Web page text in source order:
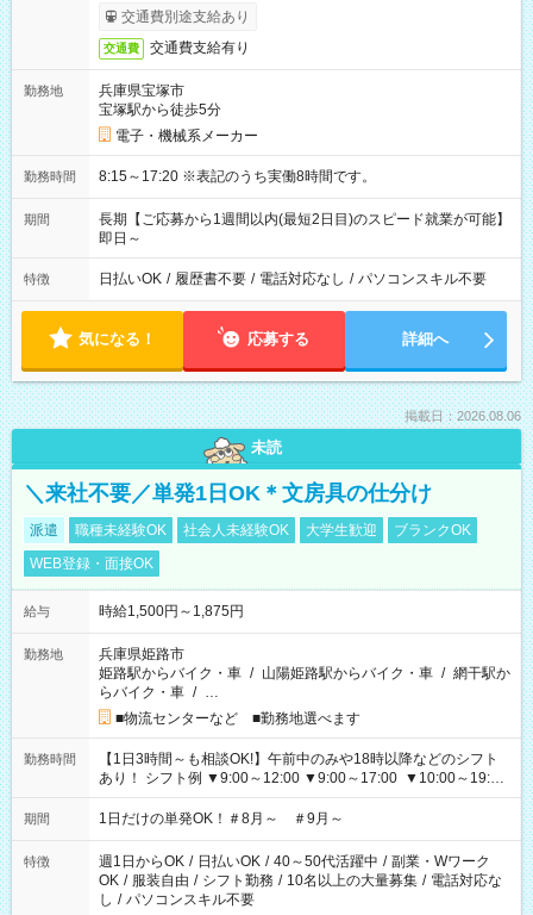
交通費別途支給あり
交通費 交通費支給有り
勤務地
兵庫県宝塚市
宝塚駅から徒歩5分
電子・機械系メーカー
勤務時間 8:15～17:20 ※表記のうち実働8時間です。
期間
長期【ご応募から1週間以内(最短2日目)のスピード就業が可能】
即日～
特徴 日払いOK / 履歴書不要 / 電話対応なし / パソコンスキル不要
気になる！ 応募する 詳細へ
掲載日：2026.08.06
未読
＼来社不要／単発1日OK＊文房具の仕分け
派遣 職種未経験OK 社会人未経験OK 大学生歓迎
ブランクOK
WEB登録・面接OK
給与 時給1,500円～1,875円
勤務地
兵庫県姫路市
姫路駅からバイク・車 / 山陽姫路駅からバイク・車 / 網干駅か
らバイク・車 / …
■物流センターなど ■勤務地選べます
勤務時間
【1日3時間～も相談OK!】午前中のみや18時以降などのシフト
あり！ シフト例 ▼9:00～12:00 ▼9:00～17:00 ▼10:00～19:00
▼18:00～21:00
期間 1日だけの単発OK！＃8月～ ＃9月～
特徴 週1日からOK / 日払いOK / 40～50代活躍中 / 副業・Wワーク
OK / 服装自由 / シフト勤務 / 10名以上の大量募集 / 電話対応な
し / パソコンスキル不要